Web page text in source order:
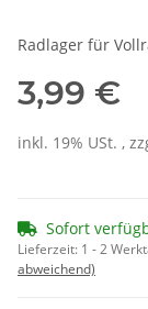
Radlager für
3,99 €
inkl. 19% USt. ,
Sofort
Lieferzeit: 1 - 2
abweichend)